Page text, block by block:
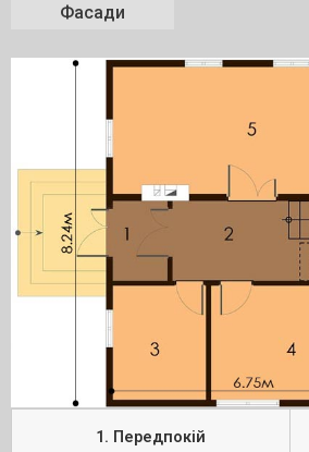
Фасади
1. Передпокій